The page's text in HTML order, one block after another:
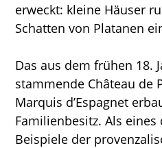
erweckt: kleine Häuser
Schatten von Platanen
Das aus dem frühen 18.
stammende Château de
Marquis d’Espagnet
Familienbesitz. Als eines
Beispiele der